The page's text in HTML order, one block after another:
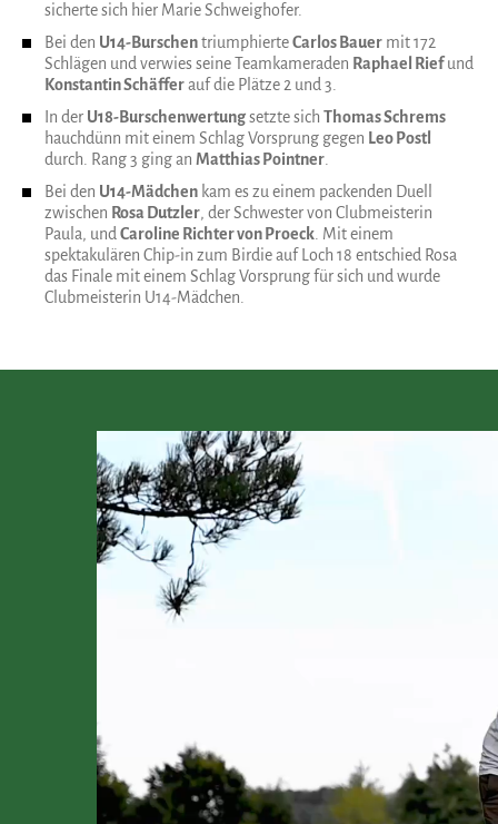
sicherte sich hier Marie Schweighofer.
Bei den U14-BurschentriumphierteCarlos Bauer mit 172
Schlägen und verwies seine Teamkameraden Raphael Riefund
Konstantin Schäfferauf die Plätze 2 und 3.
In der U18-Burschenwertungsetzte sich Thomas Schrems
hauchdünn mit einem Schlag Vorsprung gegen Leo Postl
durch. Rang 3 ging an Matthias Pointner
Bei den U14-Mädchen kam es zu einem packenden Duell
zwischen Rosa Dutzler , der Schwester von Clubmeisterin
Paula, und Caroline Richter von Proeck . Mit einem
spektakulären Chip-in zum Birdie auf Loch 18 entschied Rosa
das Finale mit einem Schlag Vorsprung für sich und wurde
Clubmeisterin U14-Mädchen.